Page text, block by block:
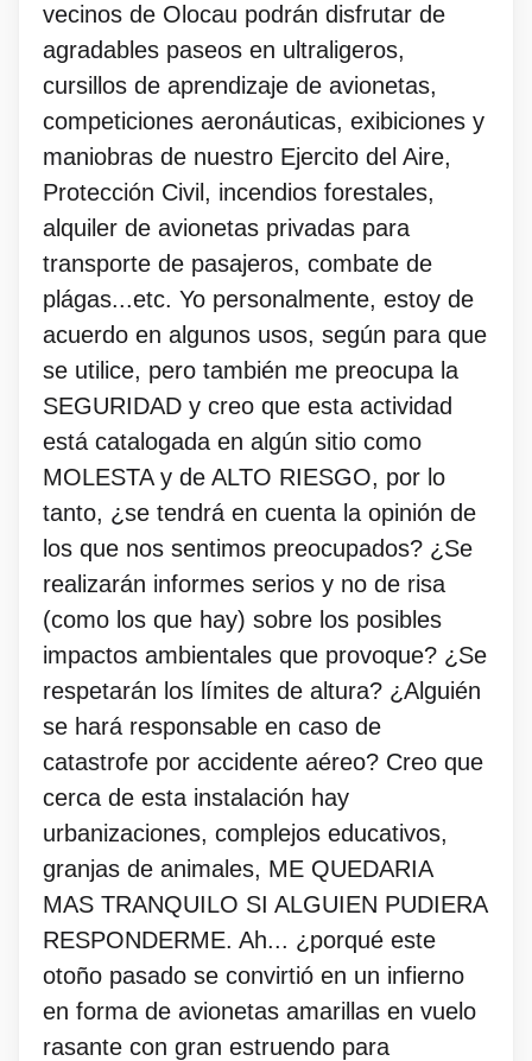
vecinos de Olocau podrán disfrutar de
agradables paseos en ultraligeros,
cursillos de aprendizaje de avionetas,
competiciones aeronáuticas, exibiciones y
maniobras de nuestro Ejercito del Aire,
Protección Civil, incendios forestales,
alquiler de avionetas privadas para
transporte de pasajeros, combate de
plágas...etc. Yo personalmente, estoy de
acuerdo en algunos usos, según para que
se utilice, pero también me preocupa la
SEGURIDAD y creo que esta actividad
está catalogada en algún sitio como
MOLESTA y de ALTO RIESGO, por lo
tanto, ¿se tendrá en cuenta la opinión de
los que nos sentimos preocupados? ¿Se
realizarán informes serios y no de risa
(como los que hay) sobre los posibles
impactos ambientales que provoque? ¿Se
respetarán los límites de altura? ¿Alguién
se hará responsable en caso de
catastrofe por accidente aéreo? Creo que
cerca de esta instalación hay
urbanizaciones, complejos educativos,
granjas de animales, ME QUEDARIA
MAS TRANQUILO SI ALGUIEN PUDIERA
RESPONDERME. Ah... ¿porqué este
otoño pasado se convirtió en un infierno
en forma de avionetas amarillas en vuelo
rasante con gran estruendo para